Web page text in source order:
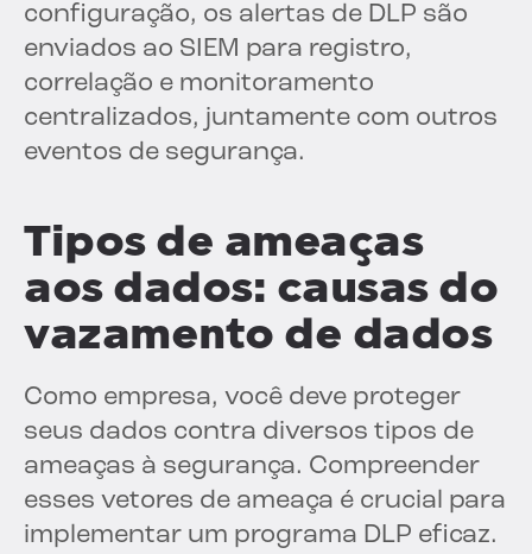
configuração, os alertas de DLP são
enviados ao SIEM para registro,
correlação e monitoramento
centralizados, juntamente com outros
eventos de segurança.
Tipos de ameaças
aos dados: causas do
vazamento de dados
Como empresa, você deve proteger
seus dados contra diversos tipos de
ameaças à segurança. Compreender
esses vetores de ameaça é crucial para
implementar um programa DLP eficaz.